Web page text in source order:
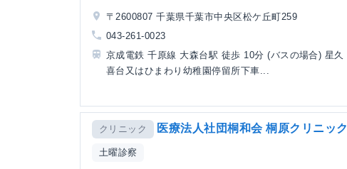
〒2600807 千葉県千葉市中央区松ケ丘町259
043-261-0023
京成電鉄 千原線 大森台駅 徒歩 10分 (バスの場合) 星久
喜台又はひまわり幼稚園停留所下車...
クリニック 医療法人社団桐和会 桐原クリニック
土曜診察